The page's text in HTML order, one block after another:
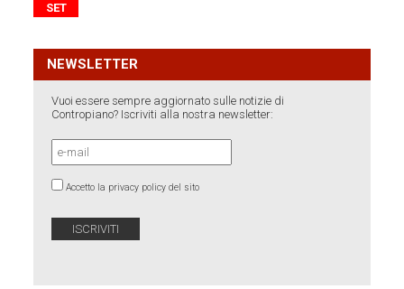
SET
NEWSLETTER
Vuoi essere sempre aggiornato sulle notizie di
Contropiano? Iscriviti alla nostra newsletter:
Accetto la privacy policy del sito